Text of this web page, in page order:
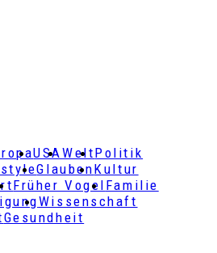
USAWeltPolitik
GlaubenKultur
Früher Vogel Familie
Wissenschaft
Gesundheit